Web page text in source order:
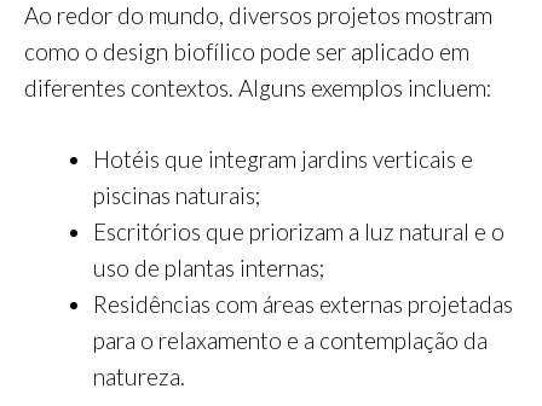
Ao redor do mundo, diversos projetos mostram
como o design biofílico pode ser aplicado em
diferentes contextos. Alguns exemplos incluem:
Hotéis que integram jardins verticais e
piscinas naturais;
Escritórios que priorizam a luz natural e o
uso de plantas internas;
Residências com áreas externas projetadas
para o relaxamento e a contemplação da
natureza.